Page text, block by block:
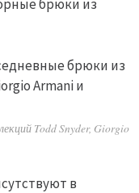
брюки из
Todd Snyder, Giorgio
в